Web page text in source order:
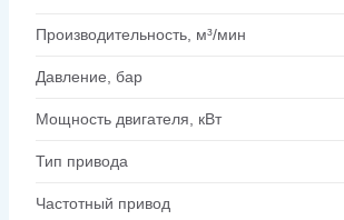
Производительность, м³/мин
Давление, бар
Мощность двигателя, кВт
Тип привода
Частотный привод